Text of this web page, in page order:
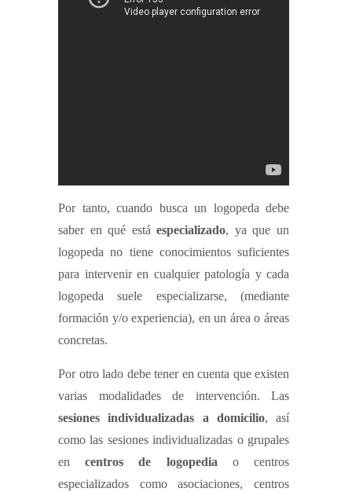
Por tanto, cuando busca un logopeda debe
saber en qué estáespecializado, ya que un
logopeda no tiene conocimientos suficientes
para intervenir en cualquier patología y cada
logopeda suele especializarse, (mediante
formación y/o experiencia), en un área o áreas
concretas.
Por otro lado debe tener en cuenta que existen
varias modalidades de intervención. Las
sesiones individualizadas a domicilio, así
como las sesiones individualizadas o grupales
encentros de logopedia o centros
especializados como asociaciones, centros